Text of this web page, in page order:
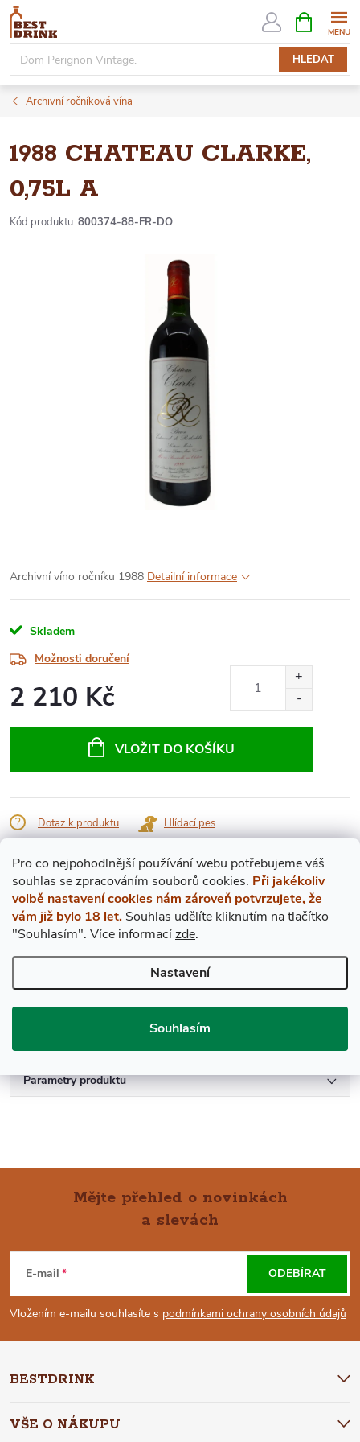
Pro co nejpohodlnější používání webu potřebujeme váš
souhlas se zpracováním souborů cookies. Při jakékoliv
volbě nastavení cookies nám zároveň potvrzujete, že
vám již bylo 18 let. Souhlas udělíte kliknutím na tlačítko
"Souhlasím". Více informacízde.
Nastavení
Souhlasím
Přejít
obsah
HLEDAT
NÁKUPNÍ
KOŠÍK
Archivní ročníková vína
1988 CHATEAU CLARKE,
0,75L A
Kód produktu: 800374-88-FR-DO
Archivní víno ročníku 1988 Detailní informace
Skladem
Možnosti doručení
2 210 Kč
VLOŽIT DO KOŠÍKU
Dotaz k produktu Hlídací pes
Značka: Chateau Clarke
Popis produktu
DETAILNÍ POPIS PRODUKTU
Ročníkové víno 1988
Hladina v láhvi: IN (v hrdle)
Parametry produktu
P
Mějte přehled o novinkách
a slevách
E-mail
Vložením e-mailu souhlasíte s podmínkami ochrany osobních údajů
ODEBÍRAT
BESTDRINK
VŠE O NÁKUPU